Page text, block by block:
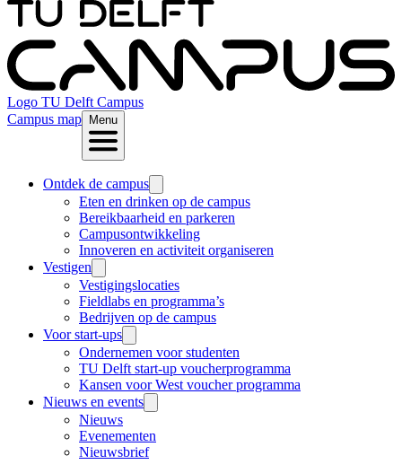
Logo TU Delft Campus
Campus map Menu
Ontdek de campus
Eten en drinken op de campus
Bereikbaarheid en parkeren
Campusontwikkeling
Innoveren en activiteit organiseren
Vestigen
Vestigingslocaties
Fieldlabs en programma’s
Bedrijven op de campus
Voor start-ups
Ondernemen voor studenten
TU Delft start-up voucherprogramma
Kansen voor West voucher programma
Nieuws en events
Nieuws
Evenementen
Nieuwsbrief